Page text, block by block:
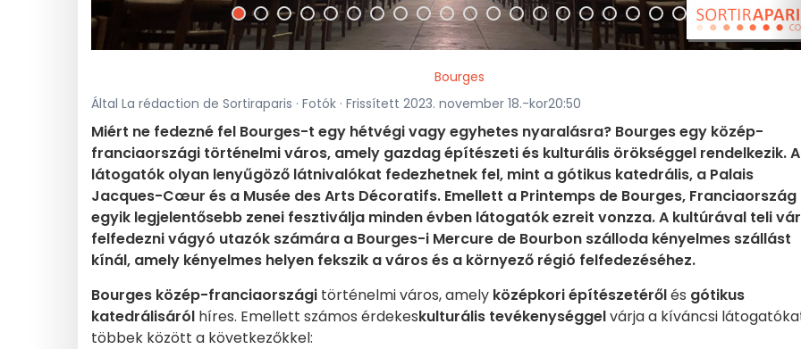
Bourges
Által La rédaction de Sortiraparis · Fotók · Frissített 2023. november 18.-kor20:50
Miért ne fedezné fel Bourges-t egy hétvégi vagy egyhetes nyaralásra? Bourges egy közép-
franciaországi történelmi város, amely gazdag építészeti és kulturális örökséggel rendelkezik. A
látogatók olyan lenyűgöző látnivalókat fedezhetnek fel, mint a gótikus katedrális, a Palais
Jacques-Cœur és a Musée des Arts Décoratifs. Emellett a Printemps de Bourges, Franciaország
egyik legjelentősebb zenei fesztiválja minden évben látogatók ezreit vonzza. A kultúrával teli
felfedezni vágyó utazók számára a Bourges-i Mercure de Bourbon szálloda kényelmes szállást
kínál, amely kényelmes helyen fekszik a város és a környező régió felfedezéséhez.
Bourges közép-franciaországi történelmi város, amely középkori építészetérőlés gótikus
katedrálisáról híres. Emellett számos érdekeskulturális tevékenységgelvárja a kíváncsi
többek között a következőkkel: